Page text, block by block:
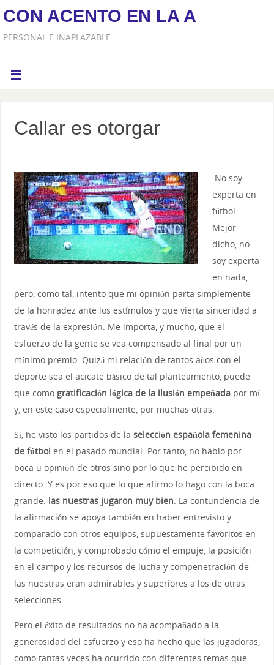
CON ACENTO EN LA A
PERSONAL E INAPLAZABLE
Callar es otorgar
No soy
experta en
fútbol.
Mejor
dicho, no
soy experta
en nada,
pero, como tal, intento que mi opinión parta simplemente
de la honradez ante los estímulos y que vierta sinceridad a
través de la expresión. Me importa, y mucho, que el
esfuerzo de la gente se vea compensado al final por un
mínimo premio. Quizá mi relación de tantos años con el
deporte sea el acicate básico de tal planteamiento, puede
que como gratificación lógica de la ilusión empeñadapor mí
y, en este caso especialmente, por muchas otras.
Sí, he visto los partidos de la selección española femenina
de fútbol en el pasado mundial. Por tanto, no hablo por
boca u opinión de otros sino por lo que he percibido en
directo. Y es por eso que lo que afirmo lo hago con la boca
grande: las nuestras jugaron muy bien. La contundencia de
la afirmación se apoya también en haber entrevisto y
comparado con otros equipos, supuestamente favoritos en
la competición, y comprobado cómo el empuje, la posición
en el campo y los recursos de lucha y compenetración de
las nuestras eran admirables y superiores a los de otras
selecciones.
Pero el éxito de resultados no ha acompañado a la
generosidad del esfuerzo y eso ha hecho que las jugadoras,
como tantas veces ha ocurrido con diferentes temas que